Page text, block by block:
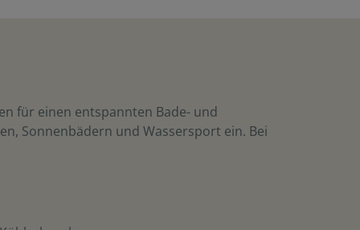
für einen entspannten Bade- und
Sonnenbädern und Wassersport ein. Bei